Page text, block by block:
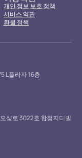
개인 정보 보호 정책
서비스 약관
환불 정책
L플라자 16층
샹로 3022호 합정지디빌